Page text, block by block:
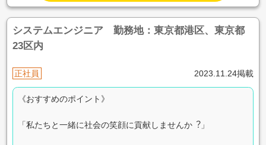
システムエンジニア 勤務地：東京都港区、東京都
23区内
正社員 2023.11.24掲載
《おすすめのポイント》
「私たちと一緒に社会の笑顔に貢献しませんか︖」